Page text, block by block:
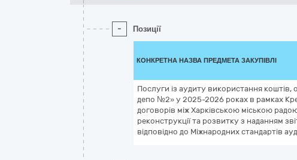
- Позиції
КОНКРЕТНА НАЗВА ПРЕДМЕТА ЗАКУПІВЛІ
Послуги із аудиту використання
депо №2» у 2025-2026 роках в рамках
договорів між Харківською міською
реконструкції та розвитку з наданням
відповідно до Міжнародних стандартів